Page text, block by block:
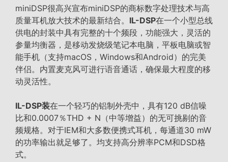
miniDSP很高兴宣布miniDSP的商标数字处理技术与高
质量耳机放大技术的最新结合。 IL-DSP在一个小型总线
供电的封装中具有完整的十个频段，功能强大，灵活的
参量均衡器，是移动发烧级笔记本电脑，平板电脑或智
能手机（支持macOS，Windows和Android）的完美
伴侣。内置麦克风可进行语音通话，确保最大程度的移
动灵活性。
IL-DSP装在一个轻巧的铝制外壳中，具有120 dB信噪
比和0.0007％THD + N（中等增益）的无可挑剔的音
频规格。对于IEM和大多数便携式耳机，每通道30 mW
的功率输出就足够了。均支持高分辨率PCM和DSD格
式。